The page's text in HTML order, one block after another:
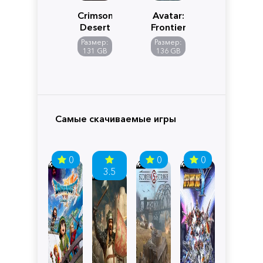
Crimson
Desert
Размер:
131 GB
Avatar:
Frontiers
of
Pandora
Размер:
136 GB
Самые скачиваемые игры
0
3.5
0 0